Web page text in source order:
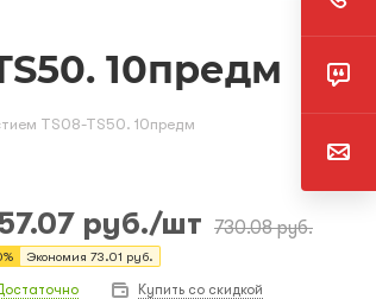
10предм
TS08-TS50. 10предм
руб./шт 730.08руб.
% Экономия 73.01 руб.
Купить со скидкой